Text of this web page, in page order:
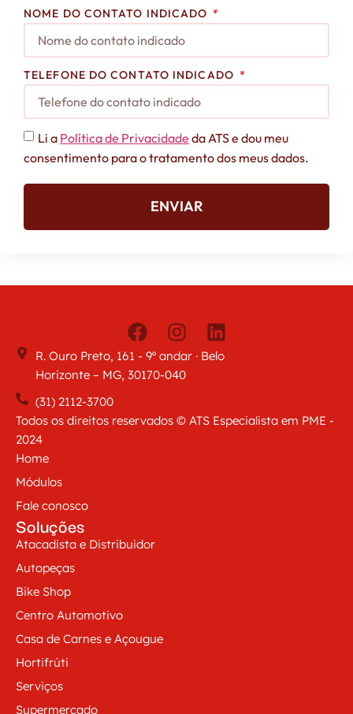
NOME DO CONTATO INDICADO
TELEFONE DO CONTATO INDICADO
Li a Política de Privacidade da ATS e dou meu
consentimento para o tratamento dos meus dados.
ENVIAR
R. Ouro Preto, 161 - 9º andar · Belo
Horizonte – MG, 30170-040
(31) 2112-3700
Todos os direitos reservados © ATS Especialista em PME -
2024
Home
Módulos
Fale conosco
Soluções
Atacadista e Distribuidor
Autopeças
Bike Shop
Centro Automotivo
Casa de Carnes e Açougue
Hortifrúti
Serviços
Supermercado